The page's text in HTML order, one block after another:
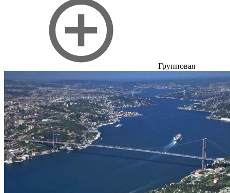
Групповая